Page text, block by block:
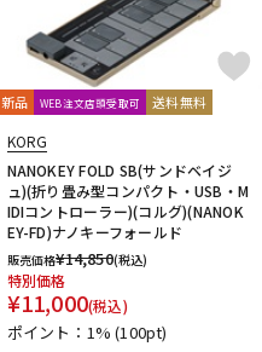
新品 WEB注文店頭受取可 送料無料
KORG
NANOKEY FOLD SB(サンドベイジ
ュ)(折り畳み型コンパクト・USB・M
IDIコントローラー)(コルグ)(NANOK
EY-FD)ナノキーフォールド
販売価格¥14,850(税込)
特別価格
¥11,000(税込)
ポイント：1%(100pt)